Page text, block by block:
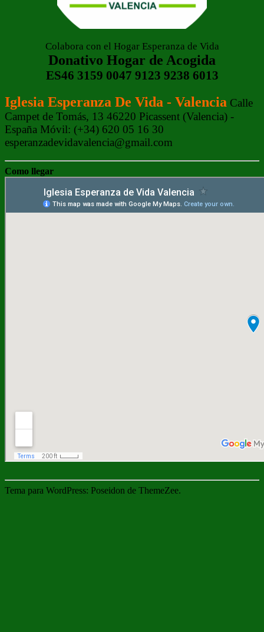
Colabora con el Hogar Esperanza de Vida
Donativo Hogar de Acogida
ES46 3159 0047 9123 9238 6013
Iglesia Esperanza De Vida - Valencia Calle
Campet de Tomás, 13 46220 Picassent (Valencia) -
España Móvil: (+34) 620 05 16 30
esperanzadevidavalencia@gmail.com
Como llegar
Tema para WordPress: Poseidon de ThemeZee.